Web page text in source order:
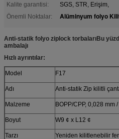
Kalite garantisi:
SGS, STR, Erişim,
Önemli Noktalar:
Alüminyum folyo
Anti-statik folyo ziplock torbalarıBu
ambalajı
Hızlı ayrıntılar:
Model F17
Adı Anti-statik Zip kilitli
Malzeme BOPP/CPP, 0,028 mm
Boyut W9 ¢ x L12 ¢
Tarzı
Yeniden kilitlenebilir